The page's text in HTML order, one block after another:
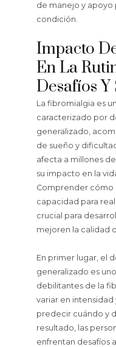
de manejo y apoyo
condición.
Impacto
En La
Desafíos
La fibromialgia es
caracterizado por
generalizado,
de sueño y
afecta a millones
su impacto en la
Comprender cómo
capacidad para
crucial para
mejoren la calidad
En primer lugar, el
generalizado es
debilitantes de la
variar en
predecir cuándo y
resultado, las
enfrentan desafíos